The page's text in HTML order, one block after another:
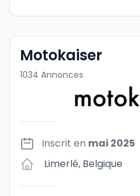
Motokaiser
1034 Annonces
Inscrit en mai 2025
Limerlé, Belgique